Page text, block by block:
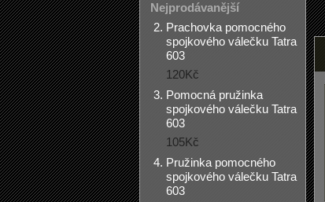
Nejprodávanější
Prachovka pomocného
spojkového válečku Tatra
603
120Kč
Pomocná pružinka
spojkového válečku Tatra
603
105Kč
Pružinka pomocného
spojkového válečku Tatra
603